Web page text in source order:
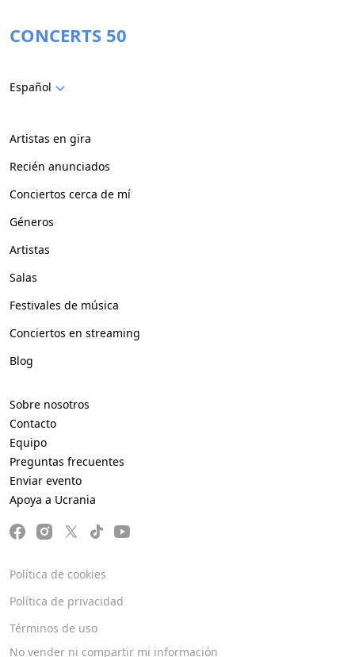
CONCERTS 50
Español
Artistas en gira
Recién anunciados
Conciertos cerca de mí
Géneros
Artistas
Salas
Festivales de música
Conciertos en streaming
Blog
Sobre nosotros
Contacto
Equipo
Preguntas frecuentes
Enviar evento
Apoya a Ucrania
Política de cookies
Política de privacidad
Términos de uso
No vender ni compartir mi información